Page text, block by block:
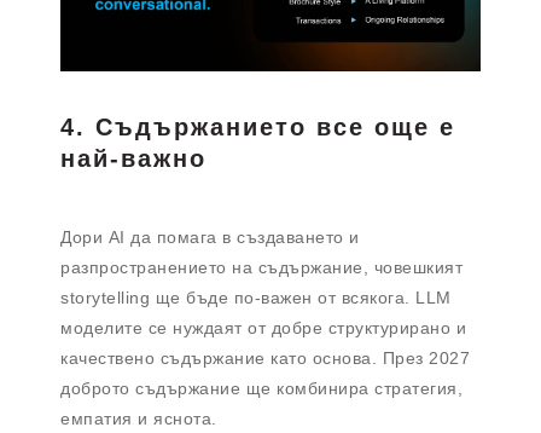
4. Съдържанието все още е
най-важно
Дори AI да помага в създаването и
разпространението на съдържание, човешкият
storytelling ще бъде по-важен от всякога. LLM
моделите се нуждаят от добре структурирано и
качествено съдържание като основа. През 2027
доброто съдържание ще комбинира стратегия,
емпатия и яснота.